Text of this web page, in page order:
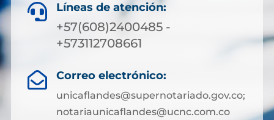
 Líneas de atención:
+57(608)2400485 -
+573112708661
 Correo electrónico:
unicaflandes@supernotariado.gov.co;
notariaunicaflandes@ucnc.com.co